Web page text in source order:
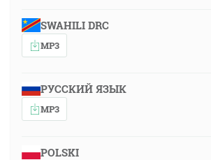
SWAHILI DRC
MP3
РУССКИЙ ЯЗЫК
MP3
POLSKI